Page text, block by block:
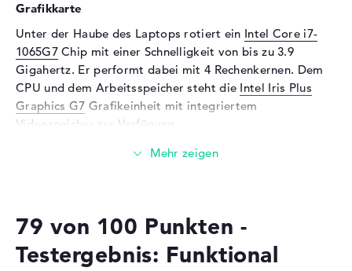
Eingabegeräte
Touchscreen, Stiftbasiert,
Tastatur
Tastatur
Beleuchtet (hintergrund)
Netzwerk
WLAN
Bluetooth 5
Schnittstellen
1 x Surface Connect, 1 x USB
3.0 - Typ A, 1 x USB 3.1 - Typ
C
Grafikkarte
Unter der Haube des Laptops rotiert ein Intel Core i7-
1065G7Chip mit einer Schnelligkeit von bis zu 3.9
Gigahertz. Er performt dabei mit 4 Rechenkernen. Dem
CPU und dem Arbeitsspeicher steht die Intel Iris Plus
Graphics G7 Grafikeinheit mit integriertem
Videospeicher zur Verfügung.
Wieviel Speicher hat das Microsoft Surface Laptop 3
DDR4X SDRAM (PC4-29866 - 3733 MHz) Technologie.
möglich. Wichtige Dateien, Dokumente, Videos und
79 von 100 Punkten -
Testergebnis: Funktional